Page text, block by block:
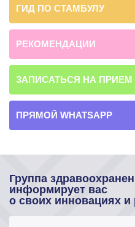
ГИД ПО СТАМБУЛУ
РЕКОМЕНДАЦИИ
ЗАПИСАТЬСЯ НА ПРИЕМ
ПРЯМОЙ WHATSAPP
Группа
информирует вас
о своих инновациях и